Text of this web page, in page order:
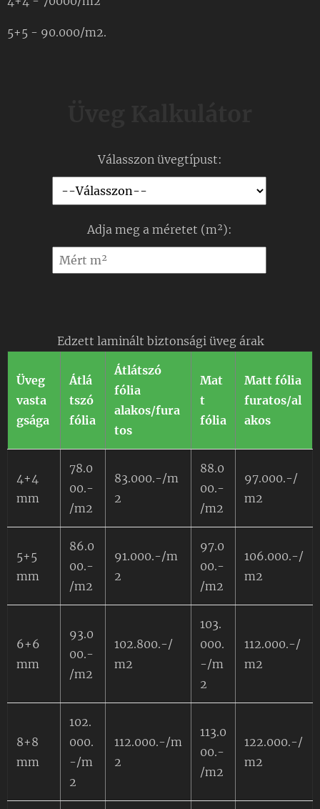
5+5 - 90.000/m2.
Válasszon üvegtípust:
Adja meg a méretet (m²):
Edzett laminált biztonsági üveg árak
Üveg
vasta
gsága
Átlá
tszó
fólia
Átlátszó
fólia
alakos/fura
tos
Mat
t
fólia
Matt fólia
furatos/al
akos
4+4
mm
78.0
00.-
/m2
83.000.-/m
2
88.0
00.-
/m2
97.000.-/
m2
5+5
mm
86.0
00.-
/m2
91.000.-/m
2
97.0
00.-
/m2
106.000.-/
m2
6+6
mm
93.0
00.-
/m2
102.800.-/
m2
103.
000.
-/m
2
112.000.-/
m2
8+8
mm
102.
000.
-/m
2
112.000.-/m
2
113.0
00.-
/m2
122.000.-/
m2